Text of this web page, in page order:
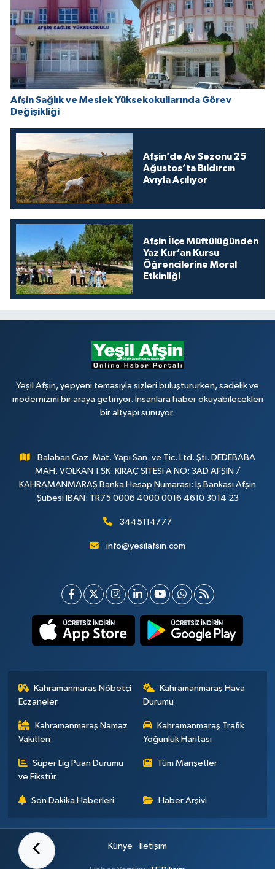
Afşin Sağlık ve Meslek Yüksekokullarında Görev
Değişikliği
Afşin’de Av Sezonu 25
Ağustos’ta Bıldırcın
Avıyla Açılıyor
Afşin İlçe Müftülüğünden
Yaz Kur’an Kursu
Öğrencilerine Moral
Etkinliği
Yeşil Afşin, yepyeni temasıyla sizleri buluştururken, sadelik ve
modernizmi bir araya getiriyor. İnsanlara haber okuyabilecekleri
bir altyapı sunuyor.
Balaban Gaz. Mat. Yapı San. ve Tic. Ltd. Şti. DEDEBABA
MAH. VOLKAN 1 SK. KIRAÇ SİTESİ A NO: 3AD AFŞİN /
KAHRAMANMARAŞ Banka Hesap Numarası: İş Bankası Afşin
Şubesi IBAN: TR75 0006 4000 0016 4610 3014 23
3445114777
info@yesilafsin.com
Kahramanmaraş Nöbetçi
Eczaneler
Kahramanmaraş Hava
Durumu
Kahramanmaraş Namaz
Vakitleri
Kahramanmaraş Trafik
Yoğunluk Haritası
Süper Lig Puan Durumu
ve Fikstür
Tüm Manşetler
Son Dakika Haberleri Haber Arşivi
Künye İletişim